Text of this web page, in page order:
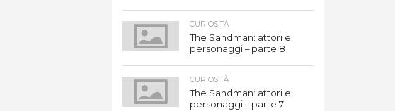
CURIOSITÀ
The Sandman: attori e
personaggi – parte 8
CURIOSITÀ
The Sandman: attori e
personaggi – parte 7